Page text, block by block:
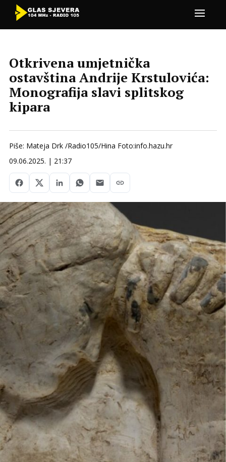
Otkrivena umjetnička
ostavština Andrije Krstulovića:
Monografija slavi splitskog
kipara
Piše: Mateja Drk /Radio105/Hina Foto:info.hazu.hr
09.06.2025. | 21:37